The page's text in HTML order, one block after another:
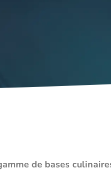
de bases